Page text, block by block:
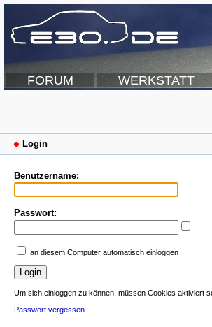
FORUM WERKSTATT
Login
Benutzername:
Passwort:
an diesem Computer automatisch einloggen
Um sich einloggen zu können, müssen Cookies aktiviert
Passwort vergessen